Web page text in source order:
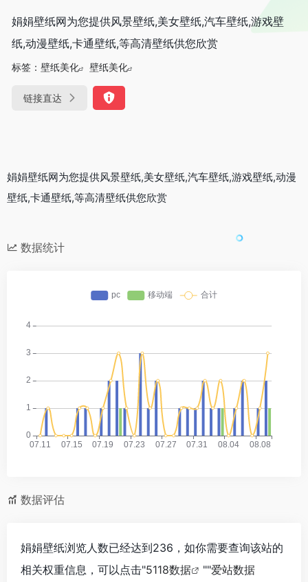
娟娟壁纸网为您提供风景壁纸,美女壁纸,汽车壁纸,游戏壁
纸,动漫壁纸,卡通壁纸,等高清壁纸供您欣赏
标签： 壁纸美化 壁纸美化
链接直达
娟娟壁纸网为您提供风景壁纸,美女壁纸,汽车壁纸,游戏壁纸,动漫
壁纸,卡通壁纸,等高清壁纸供您欣赏
数据统计
数据评估
娟娟壁纸浏览人数已经达到236，如你需要查询该站的
相关权重信息，可以点击"5118数据 ""爱站数据